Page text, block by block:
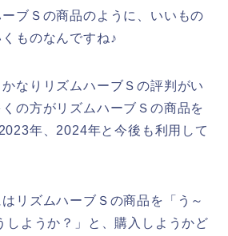
ブＳの商品のように、いいもの
ものなんですね♪
なりリズムハーブＳの評判がい
の方がリズムハーブＳの商品を
年、2024年と今後も利用して
リズムハーブＳの商品を「う～
しようか？」と、購入しようかど